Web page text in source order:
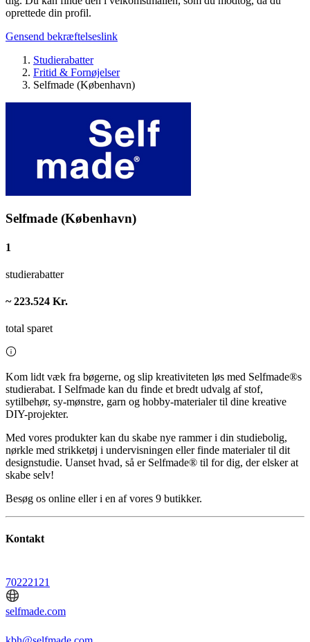
oprettede din profil.
Gensend bekræftelseslink
Studierabatter
Fritid & Fornøjelser
Selfmade (København)
Selfmade (København)
1
studierabatter
~ 223.524 Kr.
total sparet
Kom lidt væk fra bøgerne, og slip kreativiteten løs med Selfmade®s
studierabat. I Selfmade kan du finde et bredt udvalg af stof,
sytilbehør, sy-mønstre, garn og hobby-materialer til dine kreative
DIY-projekter.
Med vores produkter kan du skabe nye rammer i din studiebolig,
nørkle med strikketøj i undervisningen eller finde materialer til dit
designstudie. Uanset hvad, så er Selfmade® til for dig, der elsker at
skabe selv!
Besøg os online eller i en af vores 9 butikker.
Kontakt
70222121
selfmade.com